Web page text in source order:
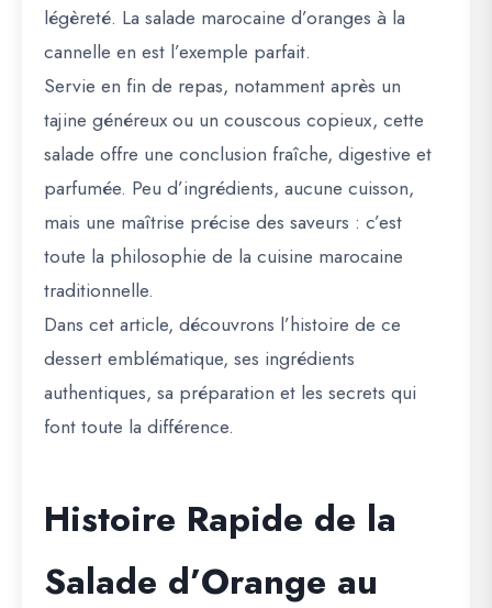
légèreté. La salade marocaine d’oranges à la
cannelle en est l’exemple parfait.
Servie en fin de repas, notamment après un
tajine généreux ou un couscous copieux, cette
salade offre une conclusion fraîche, digestive et
parfumée. Peu d’ingrédients, aucune cuisson,
mais une maîtrise précise des saveurs : c’est
toute la philosophie de la cuisine marocaine
traditionnelle.
Dans cet article, découvrons l’histoire de ce
dessert emblématique, ses ingrédients
authentiques, sa préparation et les secrets qui
font toute la différence.
Histoire Rapide de la
Salade d’Orange au